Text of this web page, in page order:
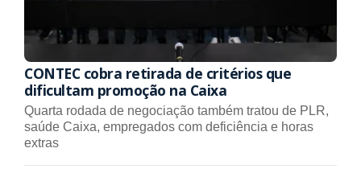
CONTEC cobra retirada de critérios que
dificultam promoção na Caixa
Quarta rodada de negociação também tratou de PLR,
saúde Caixa, empregados com deficiência e horas
extras